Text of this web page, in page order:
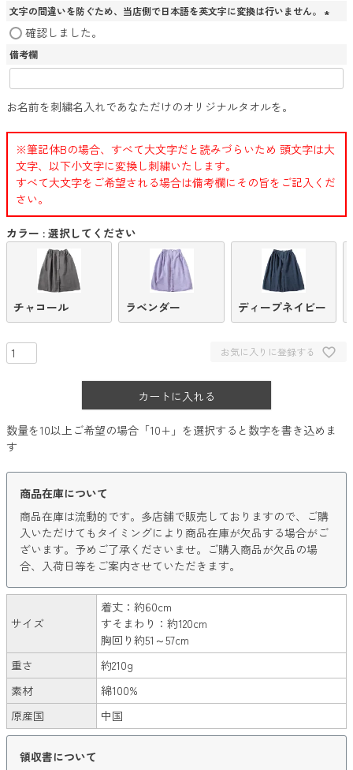
須
文字の間違いを防ぐため、当店側で日本語を英文字に変換は行いません。
)
確認しました。
備考欄
お名前を刺繍名入れであなただけのオリジナルタオルを。
※筆記体Bの場合、すべて大文字だと読みづらいため 頭文字は大
文字、以下小文字に変換し刺繍いたします。
すべて大文字をご希望される場合は備考欄にその旨をご記入くだ
さい。
カラー 選択してください
チャコール ラベンダー ディープネイビー
お気に入りに登録する
カートに入れる
数量を10以上ご希望の場合「10+」を選択すると数字を書き込めま
す
商品在庫について
商品在庫は流動的です。多店舗で販売しておりますので、ご購
入いただけてもタイミングにより商品在庫が欠品する場合がご
ざいます。予めご了承くださいませ。ご購入商品が欠品の場
合、入荷日等をご案内させていただきます。
サイズ
着丈：約60cm
すそまわり：約120cm
胸回り約51～57cm
重さ
約210g
素材
綿100%
原産国
中国
領収書について